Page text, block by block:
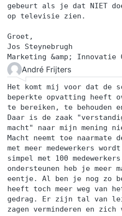
gebeurt als je dat NIET
op televisie zien.
Groet,
Jos Steynebrugh
Marketing &amp; Innovatie
André Frijters
Het komt mij voor dat de
beperkte opvatting heeft
te bereiken, te behouden
Daar is de zaak
macht" naar mijn mening
Macht neemt toe naarmate
met meer medewerkers
simpel met 100
ondersteunen heb je meer
eentje. Al ben je nog zo
heeft toch meer weg van
gedrag. Er zijn tal van
zagen verminderen en